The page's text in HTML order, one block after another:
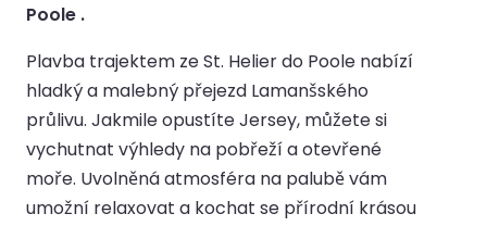
Poole .
Plavba trajektem ze St. Helier do Poole nabízí
hladký a malebný přejezd Lamanšského
průlivu. Jakmile opustíte Jersey, můžete si
vychutnat výhledy na pobřeží a otevřené
moře. Uvolněná atmosféra na palubě vám
umožní relaxovat a kochat se přírodní krásou